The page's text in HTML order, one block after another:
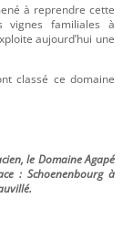
à reprendre cette
vignes familiales à
aujourd’hui une
classé ce domaine
le Domaine Agapé
: Schoenenbourg à